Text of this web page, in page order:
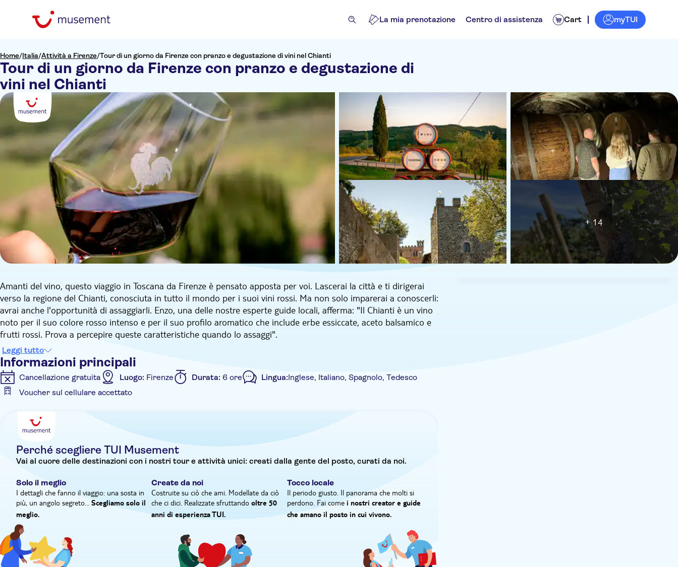
La mia prenotazione Centro di assistenza Cart myTUI
Home/Italia/Attività a Firenze/Tour di un giorno da Firenze con pranzo e degustazione di vini nel Chianti
Tour di un giorno da Firenze con pranzo e degustazione di
vini nel Chianti
+ 14
Amanti del vino, questo viaggio in Toscana da Firenze è pensato apposta per voi. Lascerai la città e ti dirigerai
verso la regione del Chianti, conosciuta in tutto il mondo per i suoi vini rossi. Ma non solo imparerai a conoscerli:
avrai anche l'opportunità di assaggiarli. Enzo, una delle nostre esperte guide locali, afferma: "Il Chianti è un vino
noto per il suo colore rosso intenso e per il suo profilo aromatico che include erbe essiccate, aceto balsamico e
frutti rossi. Prova a percepire queste caratteristiche quando lo assaggi".
Dopo il pick-up dal tuo alloggio a Firenze scoprirai la Toscana e la regione del Chianti: i panorami che vedrai in
viaggio sono incantevoli. La prima tappa è il borgo medievale di Greve, dove potrai curiosare tra le graziose
stradine acciottolate. Poi ti dirigerai a Montefioralle, perfettamente conservata dal XII secolo. Il Chianti Classico,
uno dei vini rossi italiani più iconici, ha un gallo nero sull'etichetta: ne scoprirai la storia durante il tuo soggiorno
a Montefioralle.
Queste cantine esistono dal Medioevo e utilizzano botti di rovere per gran parte dell'invecchiamento. Imparerai
tutto quello che c'è da sapere prima di sederti a mangiare e bere. Per quanto riguarda il cibo, potrai aspettarti
classici italiani preparati con ingredienti coltivati nella proprietà. Avrai inoltre la possibilità di assaporare tre
Chianti diversi. Questa regione è anche nota per il suo olio d'oliva, quindi potrai assaggiarne un po' durante il
soggiorno.
Leggi tutto
Informazioni principali
Cancellazione gratuita Luogo: Firenze Durata: 6 ore Lingua:Inglese, Italiano, Spagnolo, Tedesco
Voucher sul cellulare accettato
Conferma istantanea
Perché scegliere TUI Musement
Vai al cuore delle destinazioni con i nostri tour e attività unici: creati dalla gente del posto, curati da noi.
Solo il meglio
I dettagli che fanno il viaggio: una sosta in
più, un angolo segreto… Scegliamo solo il
meglio.
Create da noi
Costruite su ciò che ami. Modellate da ciò
che ci dici. Realizzate sfruttandooltre 50
anni di esperienza TUI.
Tocco locale
Il periodo giusto. Il panorama che molti si
perdono. Fai come i nostri creator e guide
che amano il posto in cui vivono.